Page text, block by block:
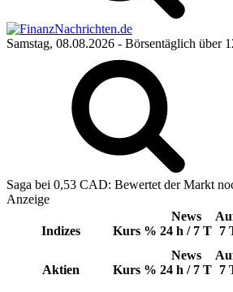
Samstag, 08.08.2026 - Börsentäglich über
Saga bei 0,53 CAD: Bewertet der Markt
Anzeige
Indizes Kurs %
News
24 h / 7 T 7
Aktien Kurs %
News
24 h / 7 T 7